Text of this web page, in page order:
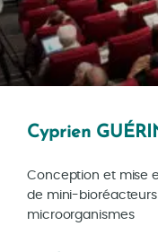
Cyprien
Conception et mise
de mini-
microorganismes